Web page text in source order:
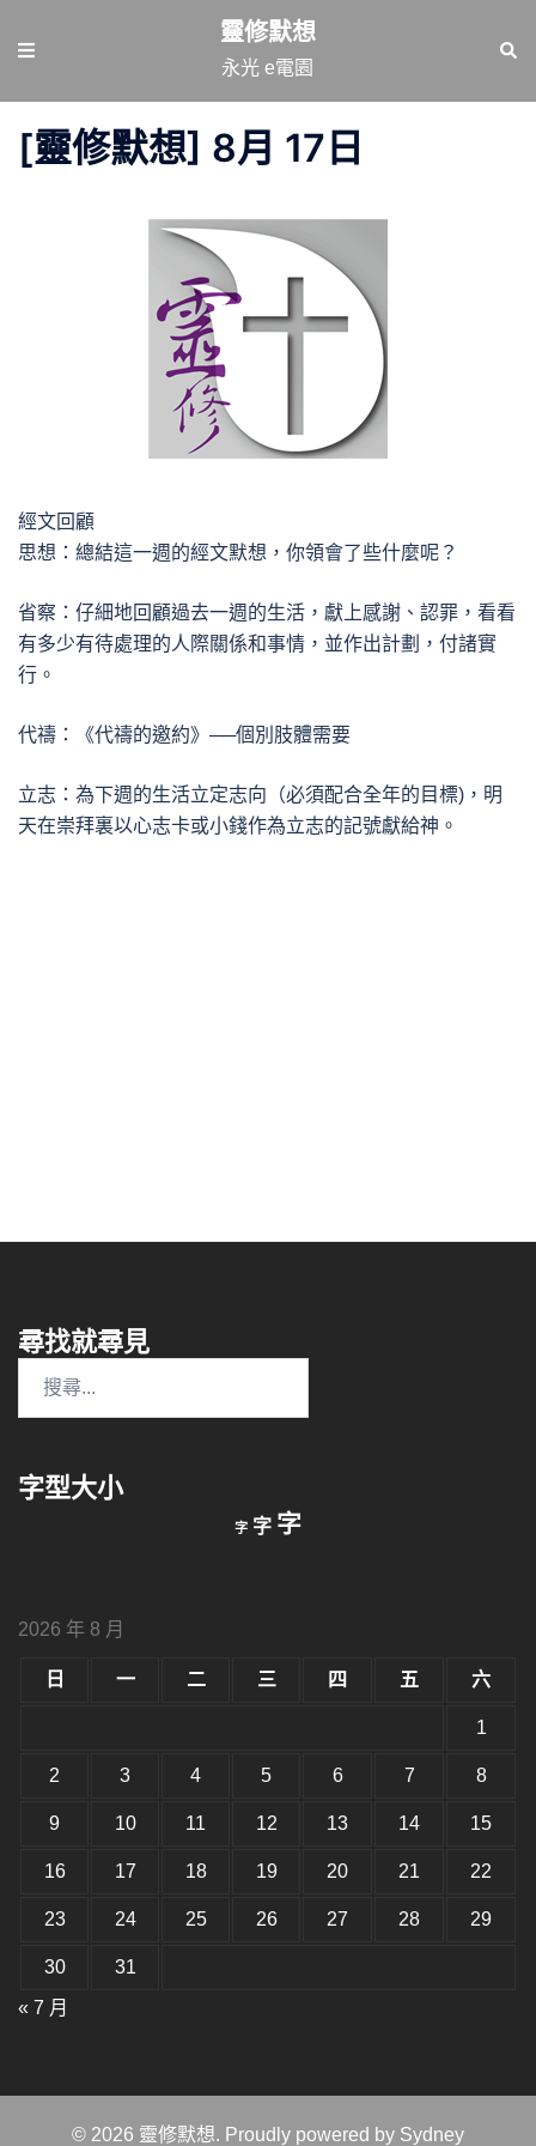
要
靈修默想
永光 e電園
[靈修默想] 8月 17日
經文回顧
思想：總結這一週的經文默想，你領會了些什麼呢？
省察：仔細地回顧過去一週的生活，獻上感謝、認罪，看看
有多少有待處理的人際關係和事情，並作出計劃，付諸實
行。
代禱：《代禱的邀約》──個別肢體需要
立志：為下週的生活立定志向（必須配合全年的目標)，明
天在崇拜裏以心志卡或小錢作為立志的記號獻給神。
尋找就尋見
字:
字型大小
字 小
字重
小。
字放
2026 年 8 月
日 一 二 三 四 五 六
1
2 3 4 5 6 7 8
9 10 11 12 13 14 15
16 17 18 19 20 21 22
23 24 25 26 27 28 29
30
31
« 7 月
© 2026 靈修默想. Proudly powered by Sydney